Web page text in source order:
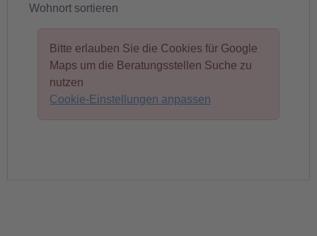
Wohnort sortieren
Bitte erlauben Sie die Cookies für Google
Maps um die Beratungsstellen Suche zu
nutzen
Cookie-Einstellungen anpassen